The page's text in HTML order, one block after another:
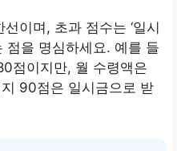
이며, 초과 점수는 ‘일시
점을 명심하세요. 예를 들
점이지만, 월 수령액은
90점은 일시금으로 받